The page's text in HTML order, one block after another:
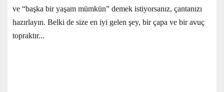
ve “başka bir yaşam mümkün” demek istiyorsanız, çantanızı
hazırlayın. Belki de size en iyi gelen şey, bir çapa ve bir avuç
topraktır...